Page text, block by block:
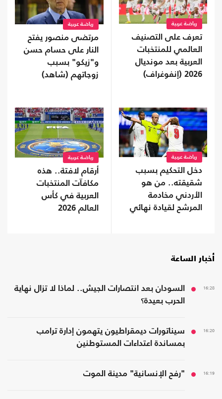
رياضة عربية
تعرف على التصنيف
العالمي للمنتخبات
العربية بعد مونديال
2026 (إنفوغراف)
رياضة عربية
مرتضى منصور يفتح
النار على حسام حسن
و"زيكو" بسبب
زوجاتهم (شاهد)
رياضة عربية
دخل التحكيم بسبب
شقيقته.. من هو
الأردني مخادمة
المرشح لقيادة نهائي
رياضة عربية
أرقام لافتة.. هذه
مكافآت المنتخبات
العربية في كأس
العالم 2026
أخبار الساعة
16:28
السودان بعد انتصارات الجيش.. لماذا لا تزال نهاية
الحرب بعيدة؟
16:20
سيناتورات ديمقراطيون يتهمون إدارة ترامب
بمساندة اعتداءات المستوطنين
16:19 "رفح الإنسانية" مدينة الموت